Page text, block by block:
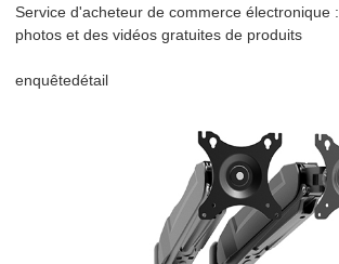
Service d'acheteur de commerce électronique
photos et des vidéos gratuites de produits
enquêtedétail